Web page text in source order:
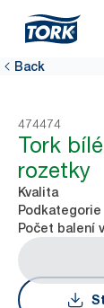
Back
474474
Tork
rozetky
Kvalita
Podkategorie
Počet balení